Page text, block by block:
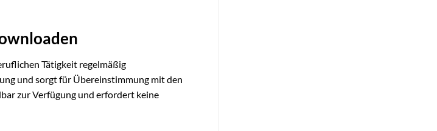
Tätigkeit regelmäßig
und sorgt für Übereinstimmung mit den
zur Verfügung und erfordert keine